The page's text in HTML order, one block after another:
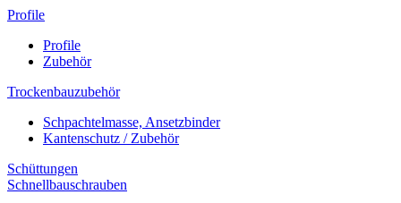
Profile
Profile
Zubehör
Trockenbauzubehör
Schpachtelmasse, Ansetzbinder
Kantenschutz / Zubehör
Schüttungen
Schnellbauschrauben